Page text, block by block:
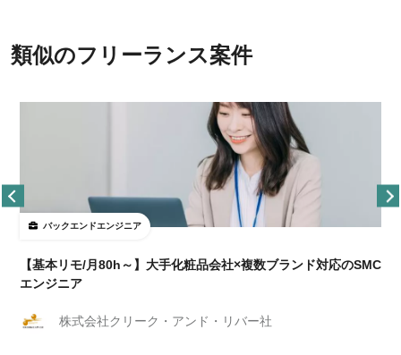
類似のフリーランス案件
バックエンドエンジニア
【基本リモ/月80h～】大手化粧品会社×複数ブランド対応のSMC
エンジニア
株式会社クリーク・アンド・リバー社